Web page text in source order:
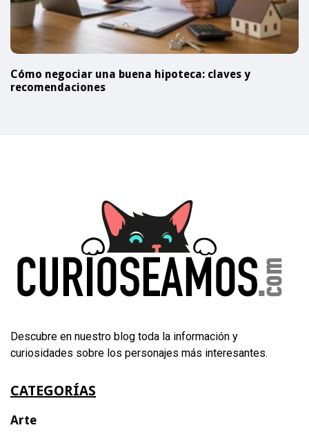
Cómo negociar una buena hipoteca: claves y
recomendaciones
Descubre en nuestro blog toda la información y
curiosidades sobre los personajes más interesantes.
CATEGORÍAS
Arte